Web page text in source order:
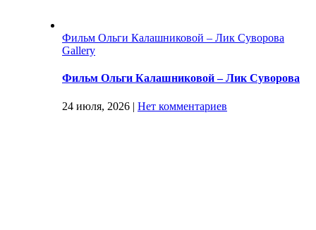
Фильм Ольги Калашниковой – Лик Суворова
Gallery
Фильм Ольги Калашниковой – Лик Суворова
24 июля, 2026 | Нет комментариев